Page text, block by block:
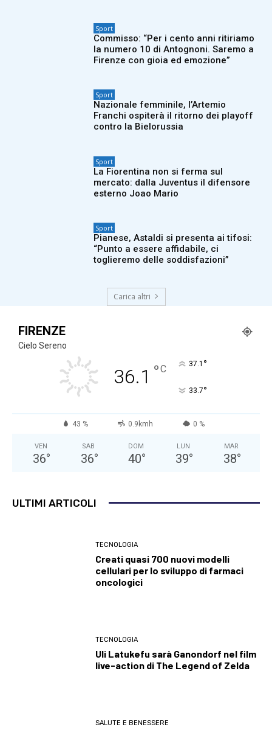
Sport
Commisso: “Per i cento anni ritiriamo
la numero 10 di Antognoni. Saremo a
Firenze con gioia ed emozione”
Sport
Nazionale femminile, l’Artemio
Franchi ospiterà il ritorno dei playoff
contro la Bielorussia
Sport
La Fiorentina non si ferma sul
mercato: dalla Juventus il difensore
esterno Joao Mario
Sport
Pianese, Astaldi si presenta ai tifosi:
“Punto a essere affidabile, ci
toglieremo delle soddisfazioni”
Carica altri
FIRENZE
Cielo Sereno
36.1 °C 37.1 °
33.7°
43 % 0.9kmh 0 %
VEN
36°
SAB
36°
DOM
40°
LUN
39°
MAR
38°
ULTIMI ARTICOLI
TECNOLOGIA
Creati quasi 700 nuovi modelli
cellulari per lo sviluppo di farmaci
oncologici
TECNOLOGIA
Uli Latukefu sarà Ganondorf nel film
live-action di The Legend of Zelda
SALUTE E BENESSERE